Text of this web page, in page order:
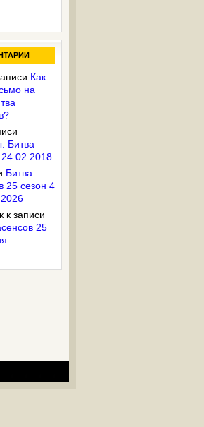
Как
на
Битва
Битва
25 сезон 4
к записи
25